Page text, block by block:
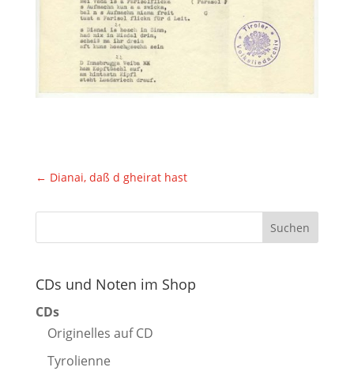
← Dianai, daß d gheirat hast
CDs und Noten im Shop
CDs
Originelles auf CD
Tyrolienne